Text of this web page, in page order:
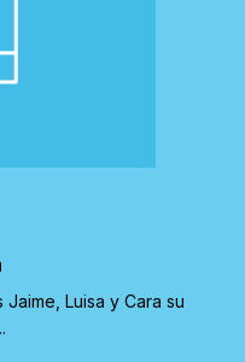
Luisa y Cara su